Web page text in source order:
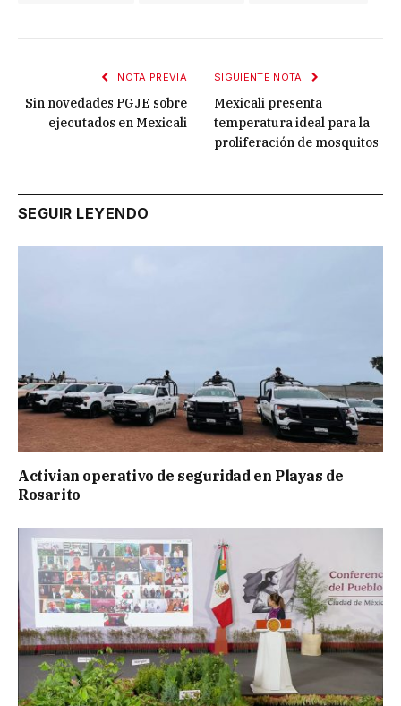
NOTA PREVIA
Sin novedades PGJE sobre
ejecutados en Mexicali
SIGUIENTE NOTA
Mexicali presenta
temperatura ideal para la
proliferación de mosquitos
SEGUIR LEYENDO
Activian operativo de seguridad en Playas de
Rosarito